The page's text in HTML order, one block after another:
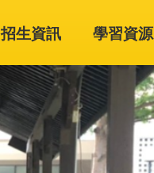
招生資訊 學習資源